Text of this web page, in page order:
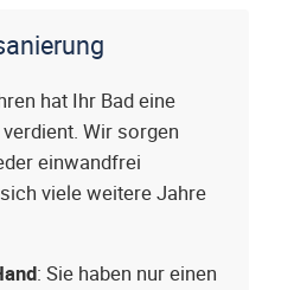
hat Ihr Bad eine
Wir sorgen
einwandfrei
viele weitere Jahre
: Sie haben nur einen